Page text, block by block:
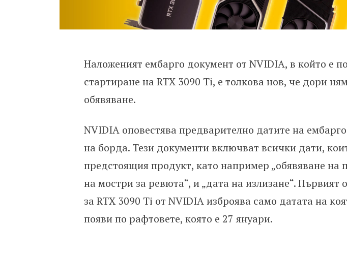
Наложеният ембарго документ от NVIDIA, в който е
стартиране на RTX 3090 Ti, е толкова нов, че дори
обявяване.
NVIDIA оповестява предварително датите на
на борда. Тези документи включват всички дати,
предстоящия продукт, като например „обявяване на
на мостри за ревюта“, и „дата на излизане“.
за RTX 3090 Ti от NVIDIA изброява само датата на
появи по рафтовете, която е 27 януари.